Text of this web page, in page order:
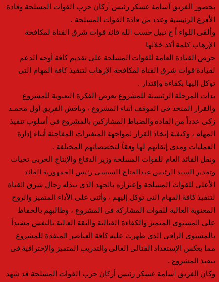
بحضور الفريق أسامة عسكر رئيس أركان حرب القوات المسلحة وقادة
الأفرع الرئيسية وعدد من قادة القوات المسلحة .
وألقى اللواء أ ح نبيل حسب الله قائد قوات شرق القناة لمكافحة
الإرهاب كلمة أكد خلالها
حرص القيادة العامة للقوات المسلحة على تقديم كافة أوجه الدعم
لقيادة قوات شرق القناة لمكافحة الإرهاب لتنفيذ كافة المهام التى
توكل إليها بكفاءة وإقتدار .
بدأت المرحلة الرئيسية للمشروع بعرض الفكرة التعبوية للمشروع
والقرار المتخذ فى الموقف أثناء المشروع ، وناقش الفريق أول محمـد
زكى عدداً من القادة والضباط المشاركين بالمشروع فى أسلوب تنفيذ
المهام ، وكيفية إتخاذ القرار لمواجهة المتغيرات المفاجئة أثناء إدارة
العمليات ومدى إتقانهم لها وفقاً لتخصصاتهم المختلفة .
ونقل القائد العام للقوات المسلحة وزير الدفاع والإنتاج الحربى تحيات
وتقدير السيد الرئيس عبدالفتاح السيسى رئيس الجمهورية القائد
الأعلى للقوات المسلحة وإعتزازه بالجهد الذى يبذله رجال شرق القناة
لتنفيذ كافة المهام التى توكل إليهم ، وأثنى على الأداء المتميز والروح
المعنوية العالية للقوات المشاركة فى المشروع ، وطالبهم بالحفاظ
على المستوى المتميز والكفاءة القتالية والثقة العالية بالنفس مشيداً
بالمستوى الراقى الذى ظهرت عليه كافة العناصر المنفذة للمشروع
مما يعكس الإستعداد القتالى العالى والتدريب المتميز والإحترافية فى
تنفيذ المشروع .
وكان الفريق أسامة عسكر رئيس أركان حرب القوات المسلحة قد شهد